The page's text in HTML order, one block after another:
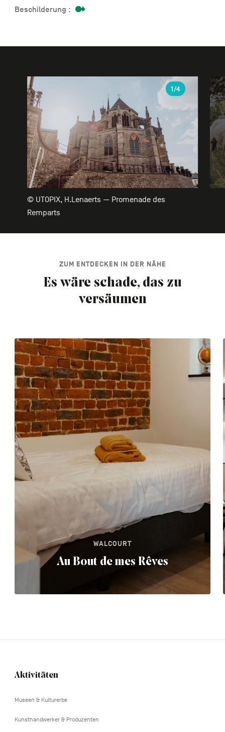
Beschilderung :
Galerie
© UTOPIX, H.Lenaerts — Promenade des
Remparts
1/4
ZUM ENTDECKEN IN DER NÄHE
Es wäre schade, das zu
versäumen
WALCOURT
Au Bout de mes Rêves
Navigation
Aktivitäten
Museen & Kulturerbe
Kunsthandwerker & Produzenten